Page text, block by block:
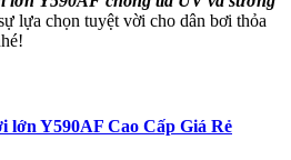
lựa chọn tuyệt vời cho dân bơi thỏa
lớn Y590AF Cao Cấp Giá Rẻ